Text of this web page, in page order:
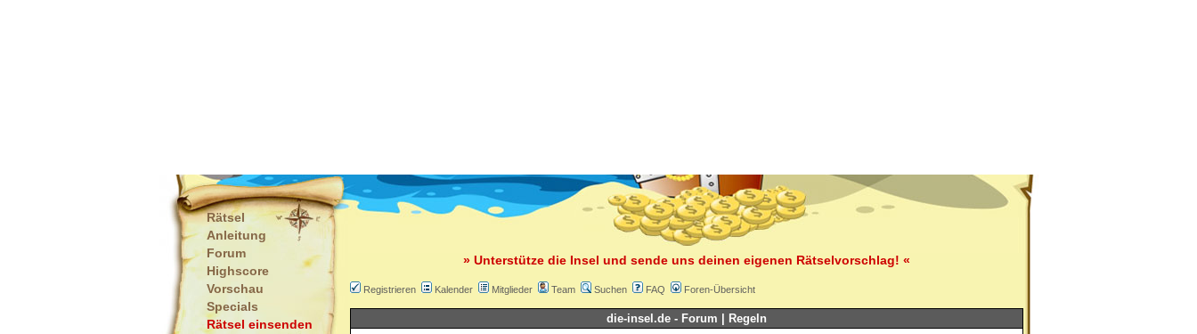
Rätsel
Anleitung
Forum
Highscore
Vorschau
Specials
Rätsel einsenden
» Unterstütze die Insel und sende uns deinen eigenen Rätselvorschlag! «
Registrieren Kalender Mitglieder Team Suchen FAQ Foren-Übersicht
die-insel.de - Forum | Regeln